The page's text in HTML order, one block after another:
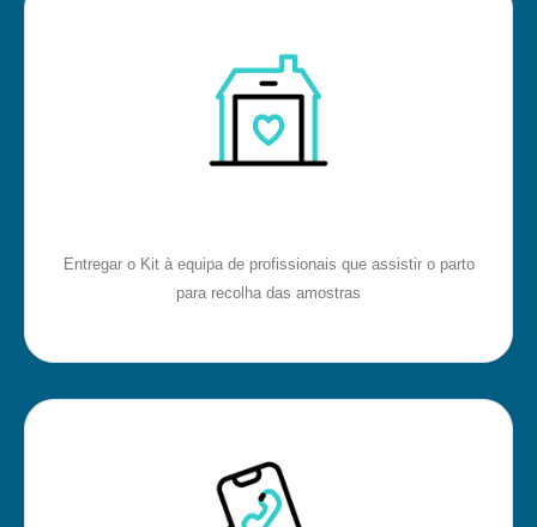
Entregar o Kit à equipa de profissionais que assistir o parto
para recolha das amostras